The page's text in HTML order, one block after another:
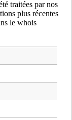
traitées par nos
plus récentes
le whois